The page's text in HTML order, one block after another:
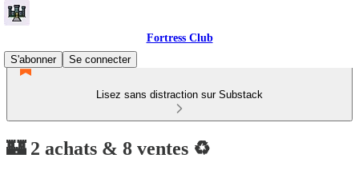
Fortress Club
S'abonner
Se connecter
Lisez sans distraction sur Substack
🏰 2 achats & 8 ventes ♻️